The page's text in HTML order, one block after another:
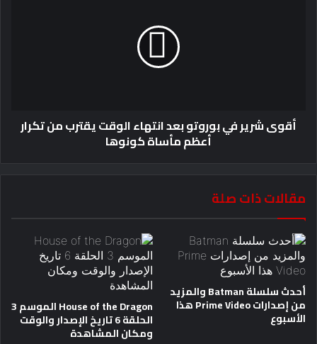
أقوى شرير في بوروتو بعد انتهاء الوقت يقترب من تكرار
أعظم مأساة كونوها
مقالات ذات صلة
أحدث سلسلة Batman والمزيد
من إصدارات Prime Video هذا
الأسبوع
House of the Dragon الموسم 3
الحلقة 6 تاريخ الإصدار والوقت
ومكان المشاهدة